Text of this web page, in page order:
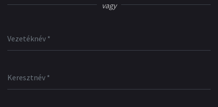
vagy